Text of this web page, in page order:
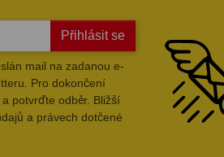
Přihlásit se
mail na zadanou e-
Pro dokončení
potvrďte odběr. Bližší
a právech dotčené